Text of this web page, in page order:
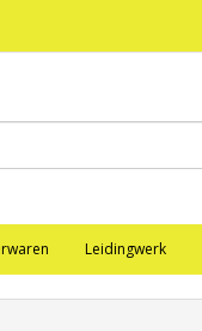
Leidingwerk